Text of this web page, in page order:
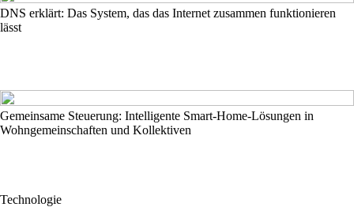
DNS erklärt: Das System, das das Internet zusammen funktionieren
lässt
Gemeinsame Steuerung: Intelligente Smart-Home-Lösungen in
Wohngemeinschaften und Kollektiven
Technologie